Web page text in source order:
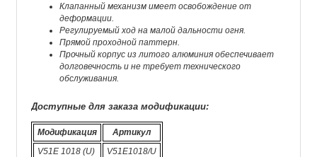
Клапанный механизм имеет освобождение от
деформации.
Регулируемый ход на малой дальности огня.
Прямой проходной паттерн.
Прочный корпус из литого алюминия обеспечивает
долговечность и не требует технического
обслуживания.
Доступные для заказа модификации:
Модификация
Артикул
V51E 1018 (U)
V51E1018/U